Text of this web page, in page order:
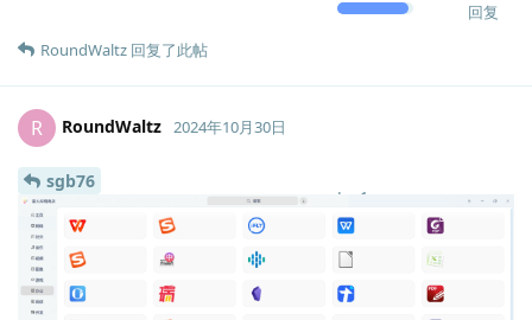
回复
RoundWaltz 回复了此帖
R RoundWaltz
Lv. 1
2024年10月30日
sgb76